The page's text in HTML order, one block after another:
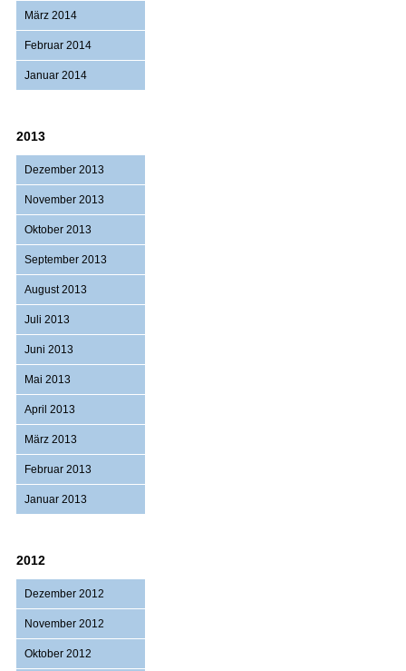
März 2014
Februar 2014
Januar 2014
2013
Dezember 2013
November 2013
Oktober 2013
September 2013
August 2013
Juli 2013
Juni 2013
Mai 2013
April 2013
März 2013
Februar 2013
Januar 2013
2012
Dezember 2012
November 2012
Oktober 2012